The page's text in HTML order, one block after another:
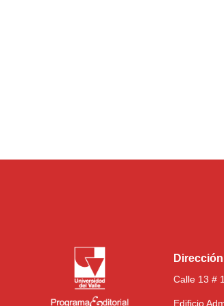
Calle 13 #
Edificio